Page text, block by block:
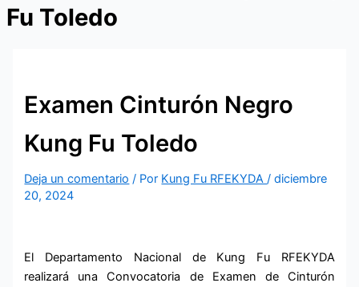
Fu Toledo
Examen Cinturón Negro
Kung Fu Toledo
Deja un comentario / Por Kung Fu RFEKYDA/diciembre
20, 2024
El Departamento Nacional de Kung Fu RFEKYDA
realizará una Convocatoria de Examen de Cinturón